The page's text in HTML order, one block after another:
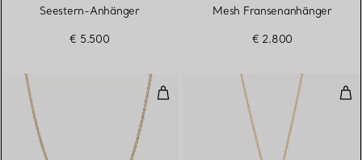
Seestern-Anhänger
€ 5.500
Mesh Fransenanhänger
€ 2.800
Color by the Yard Anhänger in